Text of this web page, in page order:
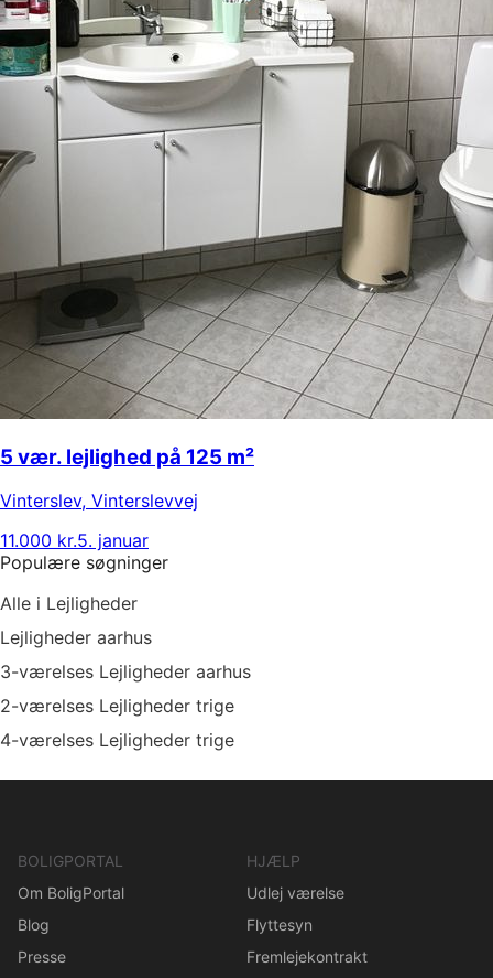
5 vær. lejlighed på 125 m²
Vinterslev, Vinterslevvej
11.000 kr.5. januar
Populære søgninger
Alle i Lejligheder
Lejligheder aarhus
3-værelses Lejligheder aarhus
2-værelses Lejligheder trige
4-værelses Lejligheder trige
BOLIGPORTAL
Om BoligPortal
Blog
Presse
HJÆLP
Udlej værelse
Flyttesyn
Fremlejekontrakt